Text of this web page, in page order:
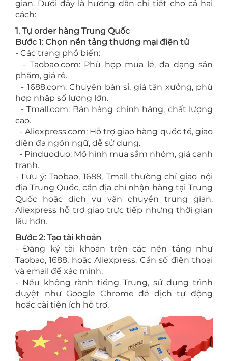
gian. Dưới đây là hướng dẫn chi tiết cho cả hai
cách:
1. Tự order hàng Trung Quốc
Bước 1: Chọn nền tảng thương mại điện tử
- Các trang phổ biến:
- Taobao.com: Phù hợp mua lẻ, đa dạng sản
phẩm, giá rẻ.
- 1688.com: Chuyên bán sỉ, giá tận xưởng, phù
hợp nhập số lượng lớn.
- Tmall.com: Bán hàng chính hãng, chất lượng
cao.
- Aliexpress.com: Hỗ trợ giao hàng quốc tế, giao
diện đa ngôn ngữ, dễ sử dụng.
- Pinduoduo: Mô hình mua sắm nhóm, giá cạnh
tranh.
- Lưu ý: Taobao, 1688, Tmall thường chỉ giao nội
địa Trung Quốc, cần địa chỉ nhận hàng tại Trung
Quốc hoặc dịch vụ vận chuyển trung gian.
Aliexpress hỗ trợ giao trực tiếp nhưng thời gian
lâu hơn.
Bước 2: Tạo tài khoản
- Đăng ký tài khoản trên các nền tảng như
Taobao, 1688, hoặc Aliexpress. Cần số điện thoại
và email để xác minh.
- Nếu không rành tiếng Trung, sử dụng trình
duyệt như Google Chrome để dịch tự động
hoặc cài tiện ích hỗ trợ.